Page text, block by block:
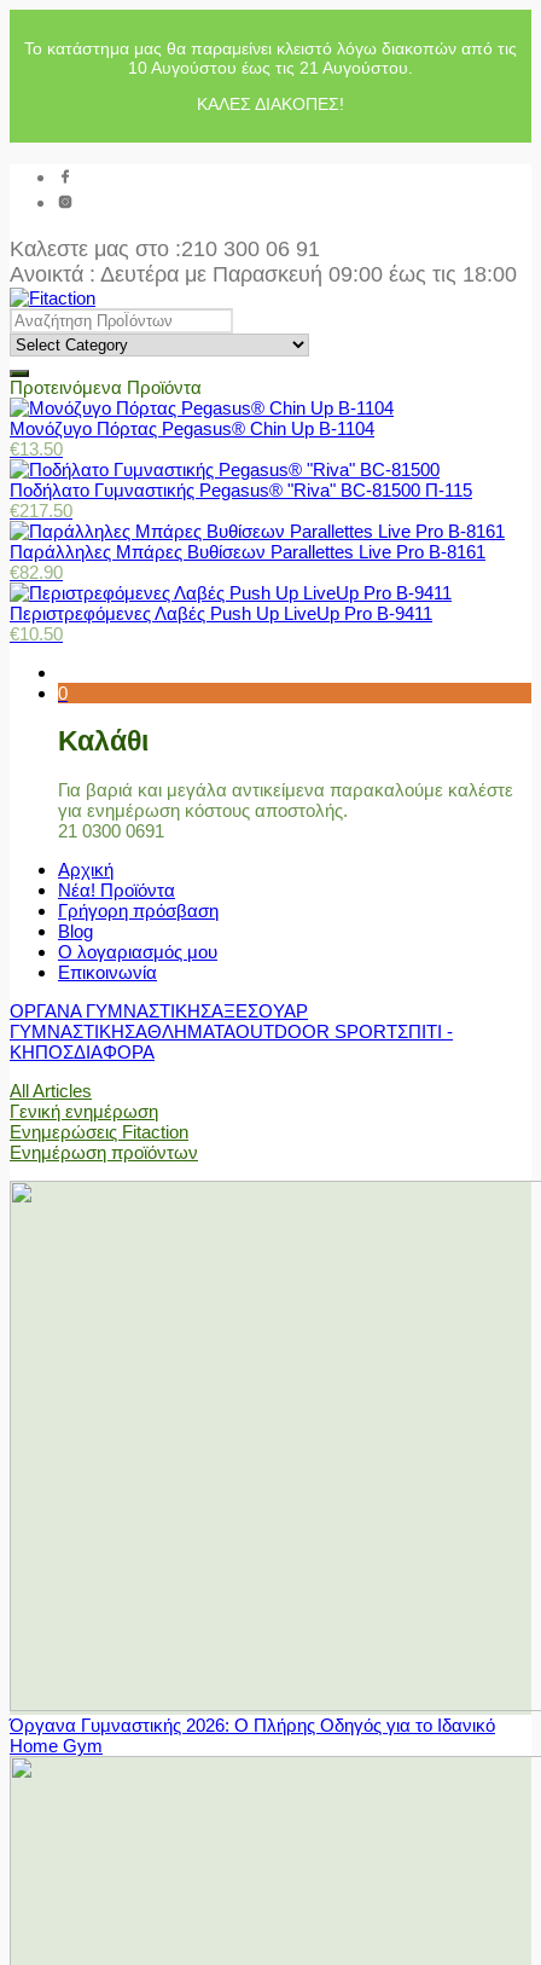
Το κατάστημα μας θα παραμείνει κλειστό λόγω διακοπών από τις
10 Αυγούστου έως τις 21 Αυγούστου.
ΚΑΛΕΣ ΔΙΑΚΟΠΕΣ!
Καλεστε μας στο :210 300 06 91
Ανοικτά : Δευτέρα με Παρασκευή 09:00 έως τις 18:00
Προτεινόμενα Προϊόντα
Μονόζυγο Πόρτας Pegasus® Chin Up Β-1104
€13.50
Ποδήλατο Γυμναστικής Pegasus® "Riva" BC-81500 Π-115
€217.50
Παράλληλες Μπάρες Βυθίσεων Parallettes Live Pro Β-8161
€82.90
Περιστρεφόμενες Λαβές Push Up LiveUp Pro Β-9411
€10.50
0
Καλάθι
Για βαριά και μεγάλα αντικείμενα παρακαλούμε καλέστε
για ενημέρωση κόστους αποστολής.
21 0300 0691
Αρχική
Νέα! Προϊόντα
Γρήγορη πρόσβαση
Blog
Ο λογαριασμός μου
Επικοινωνία
ΟΡΓΑΝΑ ΓΥΜΝΑΣΤΙΚΗΣΑΞΕΣΟΥΑΡ
ΓΥΜΝΑΣΤΙΚΗΣΑΘΛΗΜΑΤΑOUTDOOR SPORTΣΠΙΤΙ -
ΚΗΠΟΣΔΙΑΦΟΡΑ
All Articles
Γενική ενημέρωση
Ενημερώσεις Fitaction
Ενημέρωση προϊόντων
Όργανα Γυμναστικής 2026: Ο Πλήρης Οδηγός για το Ιδανικό
Home Gym